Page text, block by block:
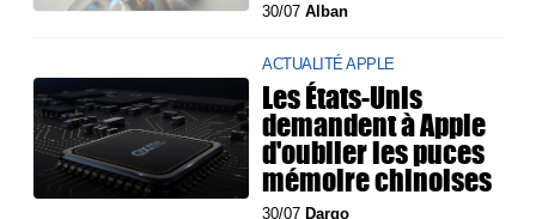
30/07Alban
ACTUALITÉ APPLE
Les États-Unis
demandent à Apple
d'oublier les puces
mémoire chinoises
30/07 Dargo